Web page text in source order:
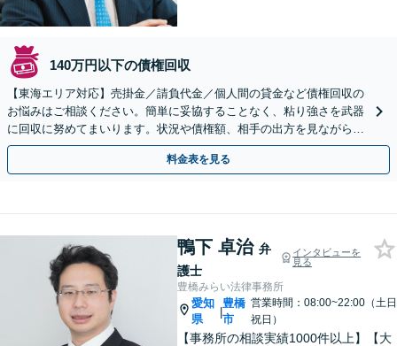
140万円以下の債権回収
【東海エリア対応】売掛金／請負代金／個人間の貸金など債権回収の
お悩みはご相談ください。簡単に妥協することなく、粘り強さを武器
に回収に努めてまいります。状況や債権額、相手の出方を見ながら、
効果的な方法を臨機応変に対応いたします【土日祝対応可】
料金表を見る
鴨下 卓治 弁
護士
インタビューを
見る
豊橋みらい法律事務所
愛知
県
|
豊橋
市
営業時間：08:00~22:00（土日
祝日）
【事務所の相談実績1000件以上】【大